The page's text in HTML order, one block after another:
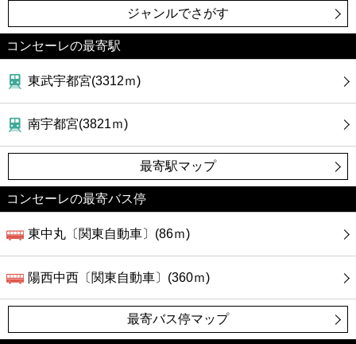
ホテル
ジャンルでさがす
コンセーレの最寄駅
東武宇都宮(3312ｍ)
南宇都宮(3821ｍ)
最寄駅マップ
コンセーレの最寄バス停
東中丸〔関東自動車〕(86ｍ)
陽西中西〔関東自動車〕(360ｍ)
最寄バス停マップ